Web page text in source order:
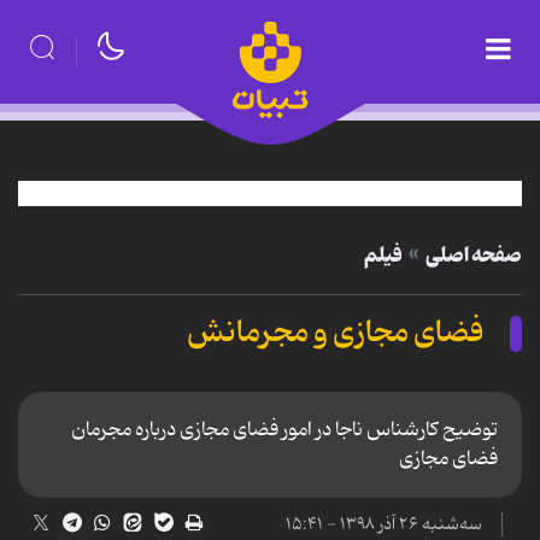
صفحه اصلی فیلم
فضای مجازی و مجرمانش
توضیح کارشناس ناجا در امور فضای مجازی درباره مجرمان
فضای مجازی
سه‌شنبه ۲۶ آذر ۱۳۹۸ - ۱۵:۴۱